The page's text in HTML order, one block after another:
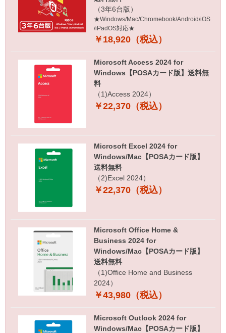
（3年6台版）
★Windows/Mac/Chromebook/Android/iOS
/iPadOS対応★
￥18,920（税込）
Microsoft Access 2024 for
Windows【POSAカード版】送料無
料
（1)Access 2024）
￥22,370（税込）
Microsoft Excel 2024 for
Windows/Mac【POSAカード版】
送料無料
（2)Excel 2024）
￥22,370（税込）
Microsoft Office Home &
Business 2024 for
Windows/Mac【POSAカード版】
送料無料
（1)Office Home and Business
2024）
￥43,980（税込）
Microsoft Outlook 2024 for
Windows/Mac【POSAカード版】